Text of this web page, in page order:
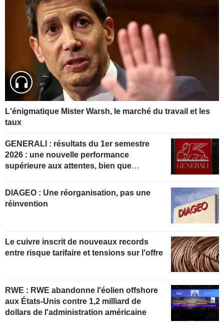
L'énigmatique Mister Warsh, le marché du travail et les
taux
GENERALI : résultats du 1er semestre
2026 : une nouvelle performance
supérieure aux attentes, bien que
DIAGEO : Une réorganisation, pas une
réinvention
Le cuivre inscrit de nouveaux records
entre risque tarifaire et tensions sur l'offre
RWE : RWE abandonne l'éolien offshore
aux États-Unis contre 1,2 milliard de
dollars de l'administration américaine